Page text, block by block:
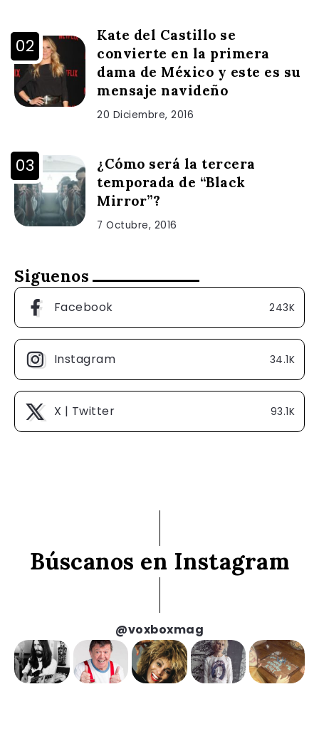
Kate del Castillo se
convierte en la primera
dama de México y este es su
mensaje navideño
20 Diciembre, 2016
¿Cómo será la tercera
temporada de “Black
Mirror”?
7 Octubre, 2016
Siguenos
Facebook 243K
Instagram 34.1K
X | Twitter 93.1K
Búscanos en Instagram
@voxboxmag